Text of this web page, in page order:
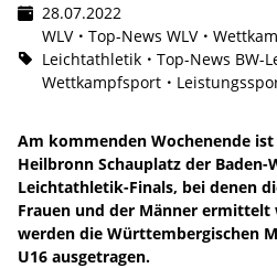
28.07.2022
WLV
Top-News WLV
Leichtathletik
Top-News BW-
Wettkampfsport
Am kommenden Wochenende
Heilbronn Schauplatz der
Leichtathletik-Finals, bei denen
Frauen und der Männer ermittelt
werden die Württembergischen
U16 ausgetragen.